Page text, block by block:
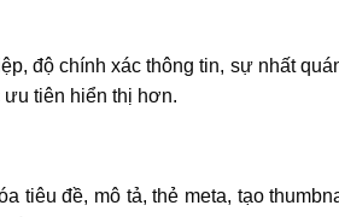
độ chính xác thông tin, sự nhất
tiên hiển thị hơn.
tiêu đề, mô tả, thẻ meta, tạo